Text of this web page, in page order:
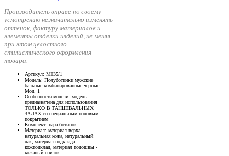
Производитель вправе по своему
усмотрению незначительно изменять
оттенок, фактуру материалов и
элементы отделки изделий, не меняя
при этом целостного
стилистического оформления
товара.
Артикул: М035/1
Модель: Полуботинки мужские
бальные комбинированные черные.
Мод. 1
Особенности модели: модель
предназначена для использования
ТОЛЬКО В ТАНЦЕВАЛЬНЫХ
ЗАЛАХ со специальным половым
покрытием
Комплект: пара ботинок
Материал: материал верха -
натуральная кожа, натуральный
лак, материал подклада -
кожподклад, материал подошвы -
кожаный спилок